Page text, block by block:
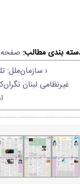
بندی مطالب: صفحه
‹ سازمان‌ملل:
غیرنظامی لبنان